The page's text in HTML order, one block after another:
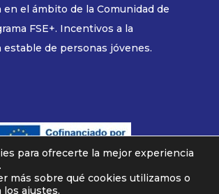
el ámbito de la Comunidad de
FSE+. Incentivos a la
de personas jóvenes.
COMUNICACION © 2025
para ofrecerte la mejor experiencia
más sobre qué cookies utilizamos o
los ajustes.